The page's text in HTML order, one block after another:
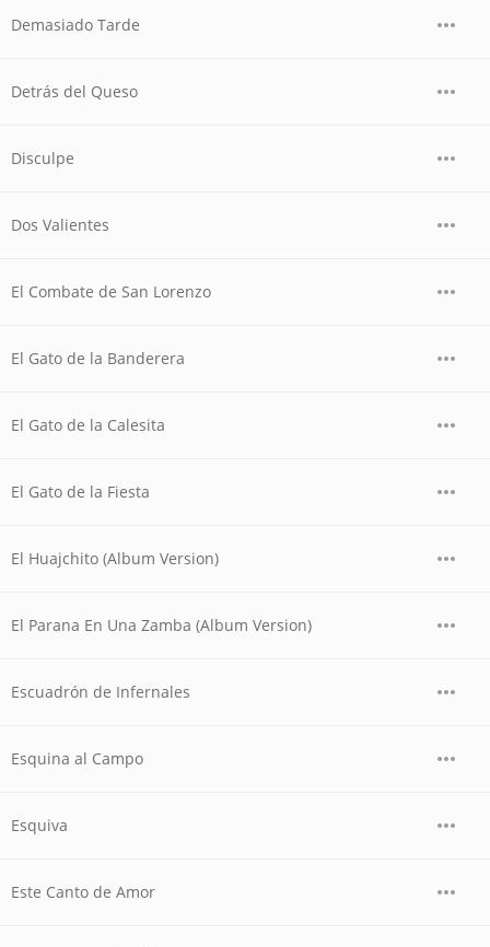
Demasiado Tarde
Detrás del Queso
Disculpe
Dos Valientes
El Combate de San Lorenzo
El Gato de la Banderera
El Gato de la Calesita
El Gato de la Fiesta
El Huajchito (Album Version)
El Parana En Una Zamba (Album Version)
Escuadrón de Infernales
Esquina al Campo
Esquiva
Este Canto de Amor